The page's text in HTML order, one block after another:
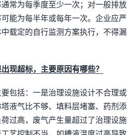
常为每季度至少一次；对一般排放
能为每半年或每年一次。企业应严
载定的自行监测方案执行，不得漏
现超标，主要原因有哪些？
包括：一是治理设施设计不合理或
液气比不够、填料层堵塞、药剂添
过高，废气产生量超过了治理设施